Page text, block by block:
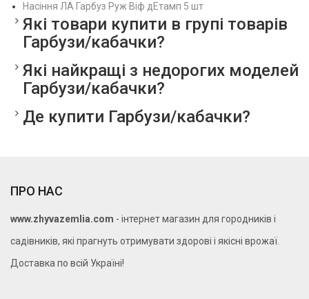
Насіння ЛА Гарбуз Руж Віф дЕтамп 5 шт
Які товари купити в групі товарів
Гарбузи/кабачки?
Які найкращі з недорогих моделей
Гарбузи/кабачки?
Де купити Гарбузи/кабачки?
ПРО НАС
www.zhyvazemlia.com - інтернет магазин для городників і
садівників, які прагнуть отримувати здорові і якісні врожаї.
Доставка по всій Україні!